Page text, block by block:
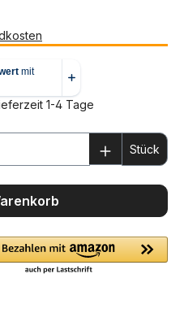
1-4 Tage
den gewünschten
Stück